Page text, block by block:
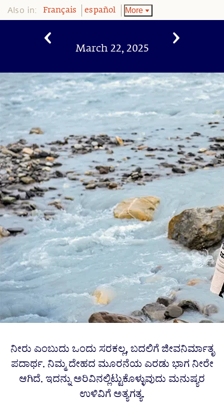
Also in: Français español More
March 22, 2025
ನೀರು ಎಂಬುದು ಒಂದು ಸರಕಲ್ಲ, ಬದಲಿಗೆ ಜೀವನಿರ್ಮಾತೃ
ಪದಾರ್ಥ. ನಿಮ್ಮ ದೇಹದ ಮೂರನೆಯ ಎರಡು ಭಾಗ ನೀರೇ
ಆಗಿದೆ. ಇದನ್ನು ಅರಿವಿನಲ್ಲಿಟ್ಟುಕೊಳ್ಳುವುದು ಮನುಷ್ಯರ
ಉಳಿವಿಗೆ ಅತ್ಯಗತ್ಯ.